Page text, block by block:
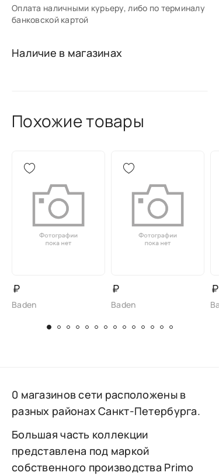
Оплата наличными курьеру, либо по терминалу
банковской картой
Наличие в магазинах
Похожие товары
₽
Baden
₽
Baden
₽
0 магазинов сети расположены в
разных районах Санкт-Петербурга.
Большая часть коллекции
представлена под маркой
собственного производства Primo